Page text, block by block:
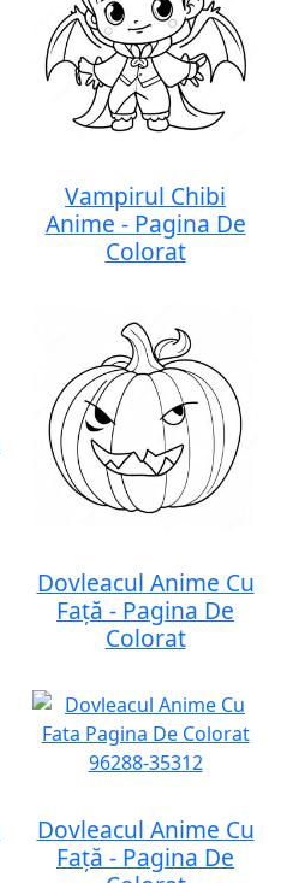
Vampirul Chibi
Anime - Pagina De
Colorat
Dovleacul Anime Cu
Față - Pagina De
Colorat
Dovleacul Anime Cu
Față - Pagina De